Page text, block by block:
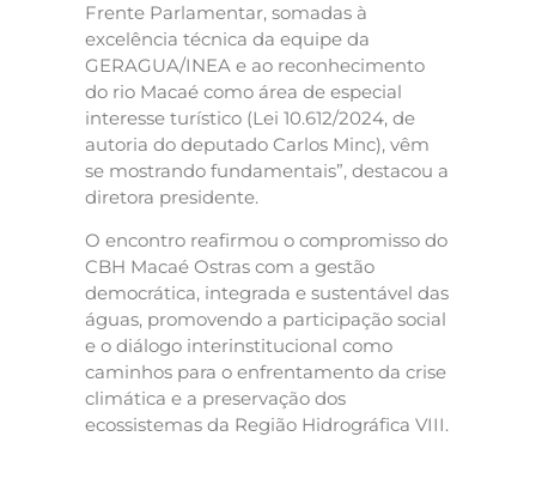
Frente Parlamentar, somadas à
excelência técnica da equipe da
GERAGUA/INEA e ao reconhecimento
do rio Macaé como área de especial
interesse turístico (Lei 10.612/2024, de
autoria do deputado Carlos Minc), vêm
se mostrando fundamentais”, destacou a
diretora presidente.
O encontro reafirmou o compromisso do
CBH Macaé Ostras com a gestão
democrática, integrada e sustentável das
águas, promovendo a participação social
e o diálogo interinstitucional como
caminhos para o enfrentamento da crise
climática e a preservação dos
ecossistemas da Região Hidrográfica VIII.